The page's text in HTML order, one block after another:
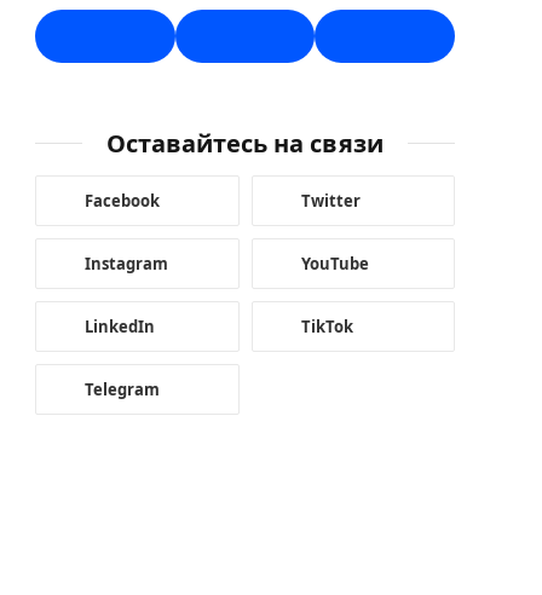
Оставайтесь на связи
Facebook Twitter
Instagram YouTube
LinkedIn TikTok
Telegram